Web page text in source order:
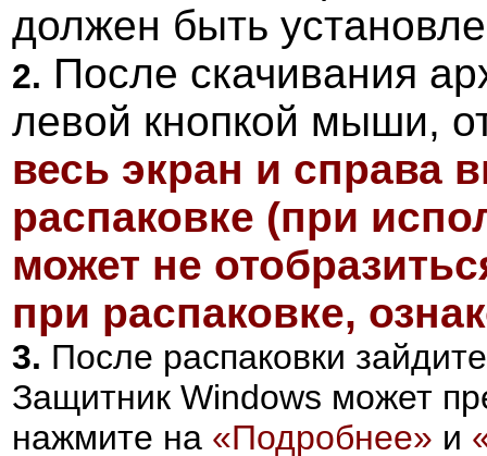
должен быть
2. После скачивания
левой кнопкой мыши,
весь экран и справа
распаковке (при
может не
при распаковке,
3. После распаковки
Защитник Windows может
нажмите на «Подробнее» и